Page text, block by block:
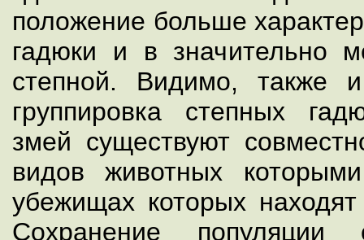
положение больше
гадюки и в значительно
степной. Видимо, также
группировка степных
змей существуют
видов животных
убежищах которых
Сохранение